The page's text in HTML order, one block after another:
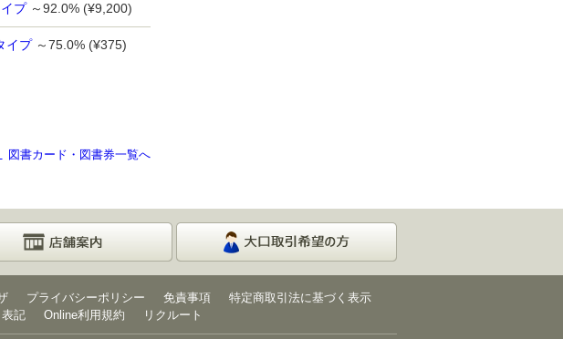
プ～92.0% (¥9,200)
イプ～75.0% (¥375)
図書カード・図書券一覧へ
プライバシーポリシー 免責事項
特定商取引法に基づく表示
記
Online利用規約 リクルート